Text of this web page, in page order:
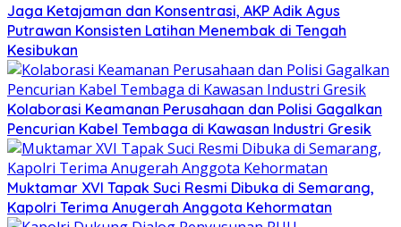
Jaga Ketajaman dan Konsentrasi, AKP Adik Agus
Putrawan Konsisten Latihan Menembak di Tengah
Kesibukan
Kolaborasi Keamanan Perusahaan dan Polisi Gagalkan
Pencurian Kabel Tembaga di Kawasan Industri Gresik
Muktamar XVI Tapak Suci Resmi Dibuka di Semarang,
Kapolri Terima Anugerah Anggota Kehormatan